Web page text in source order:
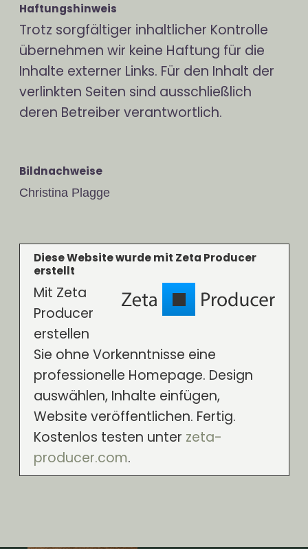
Haftungshinweis
Trotz sorgfältiger inhaltlicher Kontrolle
übernehmen wir keine Haftung für die
Inhalte externer Links. Für den Inhalt der
verlinkten Seiten sind ausschließlich
deren Betreiber verantwortlich.
Bildnachweise
Christina Plagge
Diese Website wurde mit Zeta Producer
erstellt
Mit Zeta
Producer
erstellen
Sie ohne Vorkenntnisse eine
professionelle Homepage. Design
auswählen, Inhalte einfügen,
Website veröffentlichen. Fertig.
Kostenlos testen unter zeta-
producer.com.